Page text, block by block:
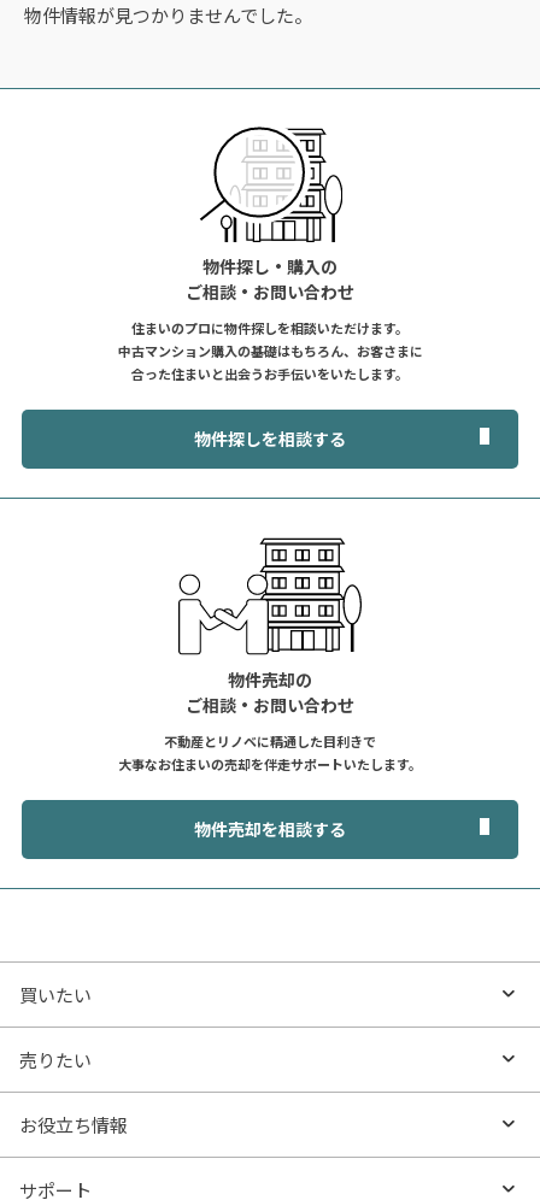
物件情報が見つかりませんでした。
物件探し・購入の
ご相談・お問い合わせ
住まいのプロに物件探しを相談いただけます。
中古マンション購入の基礎はもちろん、お客さまに
合った住まいと出会うお手伝いをいたします。
物件探しを相談する
物件売却の
ご相談・お問い合わせ
不動産とリノベに精通した目利きで
大事なお住まいの売却を伴走サポートいたします。
物件売却を相談する
買いたい
買いたいTOP
沿線・駅から探す
売りたい
売りたいTOP
お役立ち情報
お役立ち情報TOP
サポート